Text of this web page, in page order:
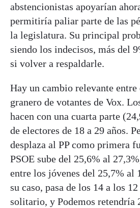
abstencionistas apoyarían
permitiría paliar parte de las
la legislatura. Su principal
siendo los indecisos, más del
si volver a respaldarle.
Hay un cambio relevante
granero de votantes de Vox.
hacen con una cuarta parte
de electores de 18 a 29 años.
desplaza al PP como primera
PSOE sube del 25,6% al
entre los jóvenes del 25,7% al
su caso, pasa de los 14 a los 12
solitario, y Podemos retendría